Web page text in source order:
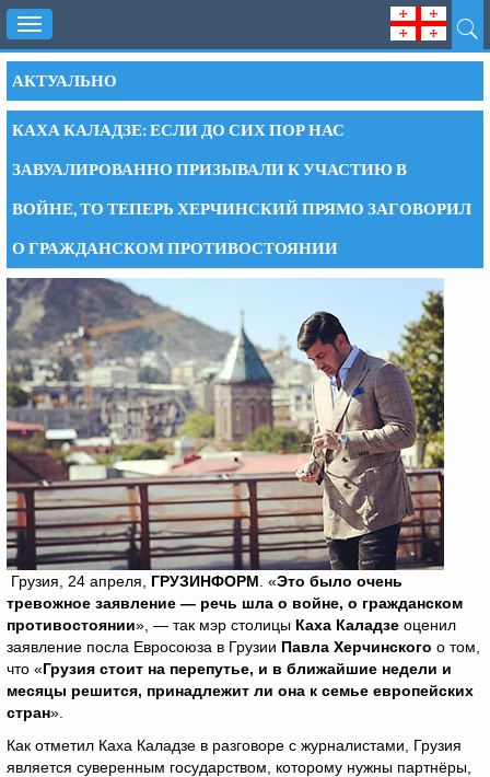
Toggle
navigation
АКТУАЛЬНО
КАХА КАЛАДЗЕ: ЕСЛИ ДО СИХ ПОР НАС
ЗАВУАЛИРОВАННО ПРИЗЫВАЛИ К УЧАСТИЮ В
ВОЙНЕ, ТО ТЕПЕРЬ ХЕРЧИНСКИЙ ПРЯМО ЗАГОВОРИЛ
О ГРАЖДАНСКОМ ПРОТИВОСТОЯНИИ
Грузия, 24 апреля, ГРУЗИНФОРМ . «Это было очень
тревожное заявление — речь шла о войне, о гражданском
противостоянии», — так мэр столицы Каха Каладзе оценил
заявление посла Евросоюза в Грузии Павла Херчинского о том,
что «Грузия стоит на перепутье, и в ближайшие недели и
месяцы решится, принадлежит ли она к семье европейских
стран».
Как отметил Каха Каладзе в разговоре с журналистами, Грузия
является суверенным государством, которому нужны партнёры,